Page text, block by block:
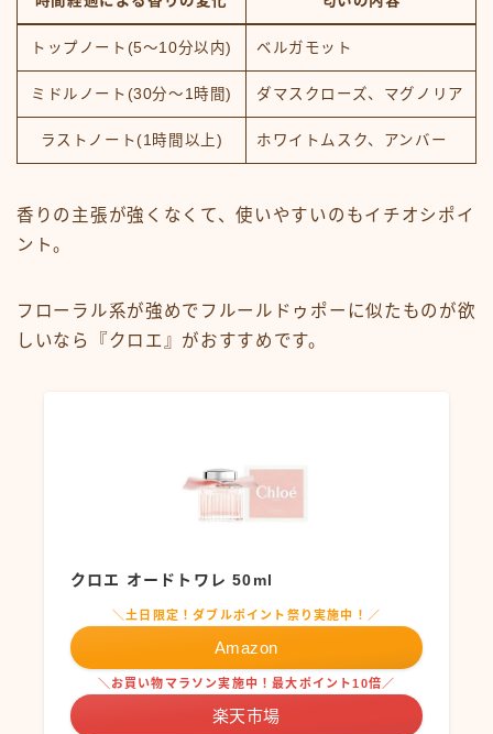
トップノート(5～10分以内) ベルガモット
ミドルノート(30分～1時間) ダマスクローズ、マグノリア
ラストノート(1時間以上) ホワイトムスク、アンバー
香りの主張が強くなくて、使いやすいのもイチオシポイ
ント。
フローラル系が強めでフルールドゥポーに似たものが欲
しいなら『クロエ』がおすすめです。
クロエ オードトワレ 50ml
＼土日限定！ダブルポイント祭り実施中！／
Amazon
＼お買い物マラソン実施中！最大ポイント10倍／
楽天市場